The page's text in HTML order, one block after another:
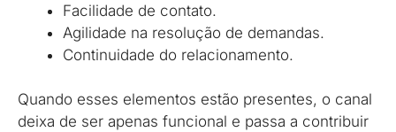
Facilidade de contato.
Agilidade na resolução de demandas.
Continuidade do relacionamento.
Quando esses elementos estão presentes, o canal
deixa de ser apenas funcional e passa a contribuir